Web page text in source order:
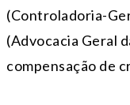
(Controladoria-
(Advocacia Geral
compensação de